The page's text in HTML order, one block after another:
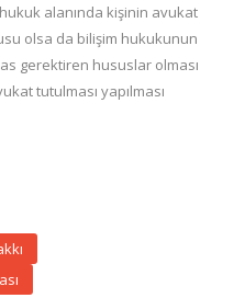
alanında kişinin avukat
olsa da bilişim hukukunun
gerektiren hususlar olması
tutulması yapılması